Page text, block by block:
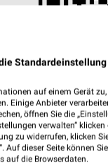
auf einem Gerät
Einige Anbieter
öffnen Sie die
verwalten“
zu widerrufen, klicken
Auf dieser Seite können
auf die Browserdaten.